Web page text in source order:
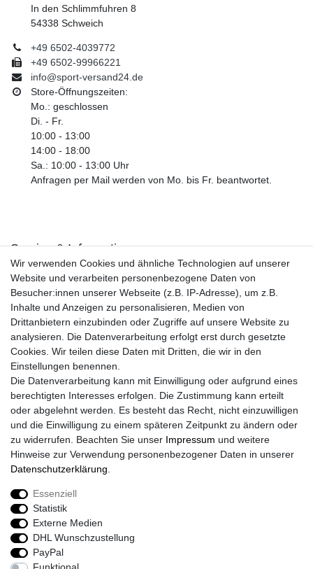
In den Schlimmfuhren 8
54338 Schweich
+49 6502-4039772
+49 6502-99966221
info@sport-versand24.de
Store-Öffnungszeiten:
Mo.: geschlossen
Di. - Fr.
10:00 - 13:00
14:00 - 18:00
Sa.: 10:00 - 13:00 Uhr
Anfragen per Mail werden von Mo. bis Fr. beantwortet.
Service & Informationen
Kontakt
Retouren
Widerrufsrecht
Widerrufs­formular
Impressum
Daten­schutz­erklärung
AGB
Größentabelle
Kataloge
Barrierefreiheitserklärung
Sicherheitsinformationen
Zahlung und Versand
Wir verwenden Cookies und ähnliche Technologien auf unserer
Website und verarbeiten personenbezogene Daten von
Besucher:innen unserer Webseite (z.B. IP-Adresse), um z.B.
Inhalte und Anzeigen zu personalisieren, Medien von
Drittanbietern einzubinden oder Zugriffe auf unsere Website zu
analysieren. Die Datenverarbeitung erfolgt erst durch gesetzte
Cookies. Wir teilen diese Daten mit Dritten, die wir in den
Einstellungen benennen.
Die Datenverarbeitung kann mit Einwilligung oder aufgrund eines
berechtigten Interesses erfolgen. Die Zustimmung kann erteilt
oder abgelehnt werden. Es besteht das Recht, nicht einzuwilligen
und die Einwilligung zu einem späteren Zeitpunkt zu ändern oder
zu widerrufen. Beachten Sie unser Impressum und weitere
Hinweise zur Verwendung personenbezogener Daten in unserer
Daten­schutz­erklärung
Essenziell
Statistik
Externe Medien
DHL Wunschzustellung
PayPal